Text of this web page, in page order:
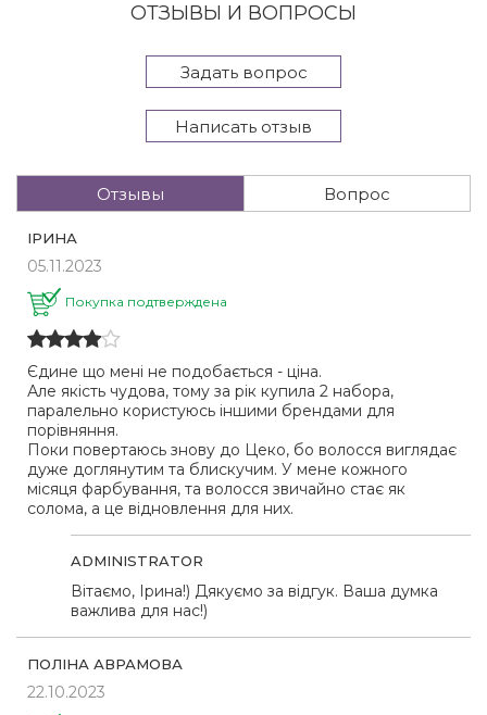
ОТЗЫВЫ И ВОПРОСЫ
Задать вопрос
Написать отзыв
Отзывы Вопрос
ІРИНА
05.11.2023
Покупка подтверждена
Єдине що мені не подобається - ціна.
Але якість чудова, тому за рік купила 2 набора,
паралельно користуюсь іншими брендами для
порівняння.
Поки повертаюсь знову до Цеко, бо волосся виглядає
дуже доглянутим та блискучим. У мене кожного
місяця фарбування, та волосся звичайно стає як
солома, а це відновлення для них.
ADMINISTRATOR
Вітаємо, Ірина!) Дякуємо за відгук. Ваша думка
важлива для нас!)
ПОЛІНА АВРАМОВА
22.10.2023